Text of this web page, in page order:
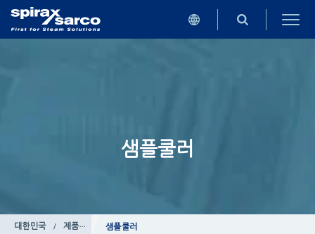
샘플쿨러
대한민국 / 제품 보일러 제어 시스템
샘플쿨러